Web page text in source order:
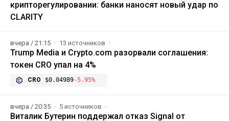
крипторегулировании: банки наносят новый удар по
CLARITY
вчера / 21:15 13 источников
Trump Media и Crypto.com разорвали соглашения:
токен CRO упал на 4%
CRO $0.04989-5.95%
вчера / 20:35 5 источников
Виталик Бутерин поддержал отказ Signal от